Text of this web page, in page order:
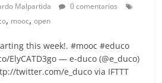
Malpartida
0 comentarios
, mooc,open
this week!. #mooc #educo
ElyCATD3go — e-duco (@e_duco)
twitter.com/e_duco via IFTTT